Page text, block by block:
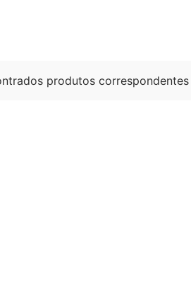
produtos correspondentes